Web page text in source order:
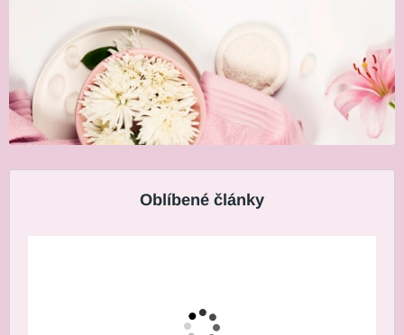
Oblíbené články